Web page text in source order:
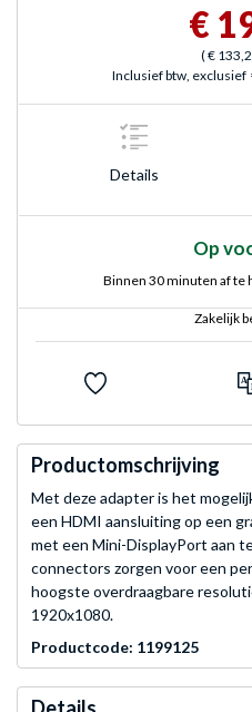
€
(€
Inclusief btw, exclusief
Details
Op
Binnen 30 minuten af te
Zakelijk
Productomschrijving
Met deze adapter is het
een HDMI aansluiting op een
met een Mini-DisplayPort aan
connectors zorgen voor een
hoogste overdraagbare
1920x1080.
Productcode: 1199125